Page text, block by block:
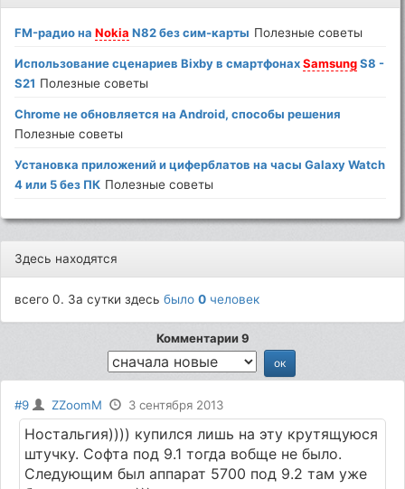
FM-радио наNokia N82 без сим-карты Полезные советы
Использование сценариев Bixby в смартфонахSamsungS8 -
S21 Полезные советы
Chrome не обновляется на Android, способы решения
Полезные советы
Установка приложений и циферблатов на часы Galaxy Watch
4 или 5 без ПК Полезные советы
Здесь находятся
всего 0. За сутки здесьбыло0 человек
Комментарии 9
#9 ZZoomM 3 сентября 2013
Ностальгия)))) купился лишь на эту крутящуюся
штучку. Софта под 9.1 тогда вобще не было.
Следующим был аппарат 5700 под 9.2 там уже